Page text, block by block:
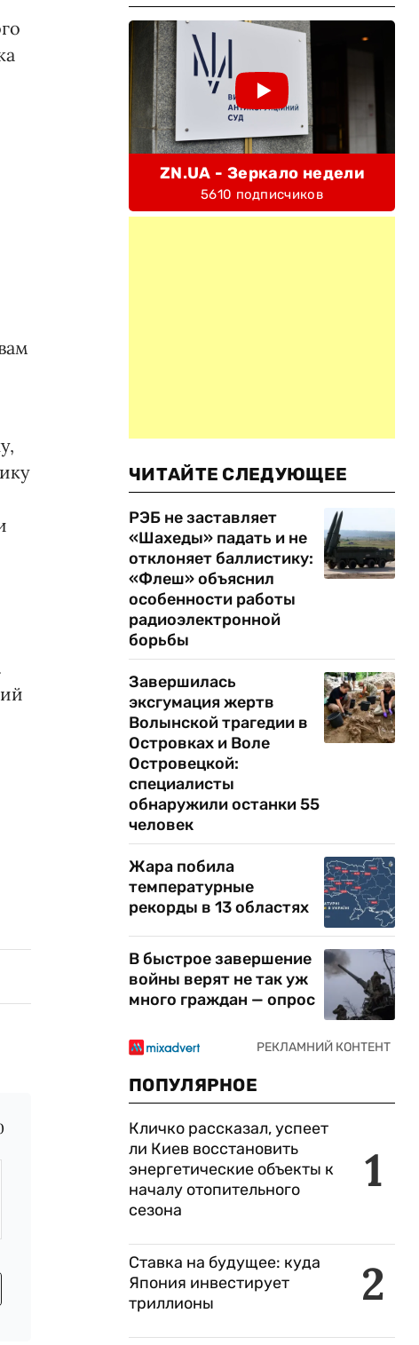
ZN.UA - Зеркало недели
5610 подписчиков
ЧИТАЙТЕ СЛЕДУЮЩЕЕ
РЭБ не заставляет
«Шахеды» падать и не
отклоняет баллистику:
«Флеш» объяснил
особенности работы
радиоэлектронной
борьбы
Завершилась
эксгумация жертв
Волынской трагедии в
Островках и Воле
Островецкой:
специалисты
обнаружили останки 55
человек
Жара побила
температурные
рекорды в 13 областях
В быстрое завершение
войны верят не так уж
много граждан — опрос
ПОПУЛЯРНОЕ
1
Кличко рассказал, успеет
ли Киев восстановить
энергетические объекты к
началу отопительного
сезона
2
Ставка на будущее: куда
Япония инвестирует
триллионы